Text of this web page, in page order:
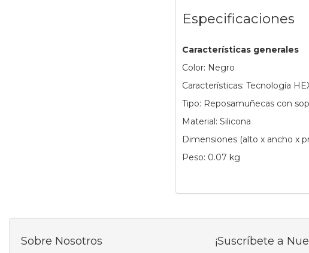
Especificaciones
Características generales
Color: Negro
Características: Tecnología
Tipo: Reposamuñecas con
Material: Silicona
Dimensiones (alto x ancho x
Peso: 0.07 kg
Sobre Nosotros ¡Suscríbete a